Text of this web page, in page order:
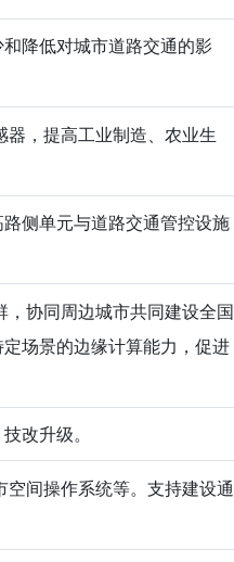
降低对城市道路交通的影
，提高工业制造、农业生
侧单元与道路交通管控设施
协同周边城市共同建设全国
场景的边缘计算能力，促进
改升级。
间操作系统等。支持建设通